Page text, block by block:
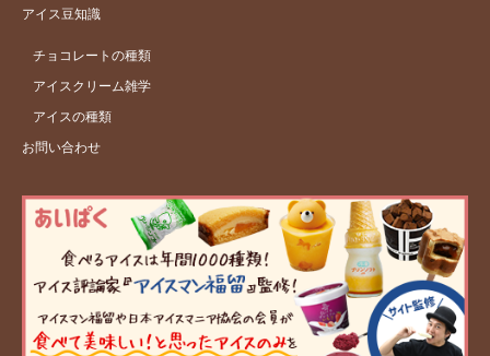
アイス豆知識
チョコレートの種類
アイスクリーム雑学
アイスの種類
お問い合わせ